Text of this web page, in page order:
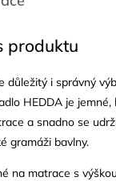
produktu
důležitý i správný
HEDDA je jemné,
a snadno se
gramáži bavlny.
na matrace s